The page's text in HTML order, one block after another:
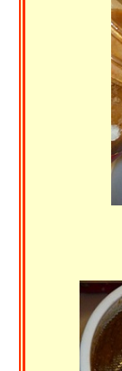
Verser